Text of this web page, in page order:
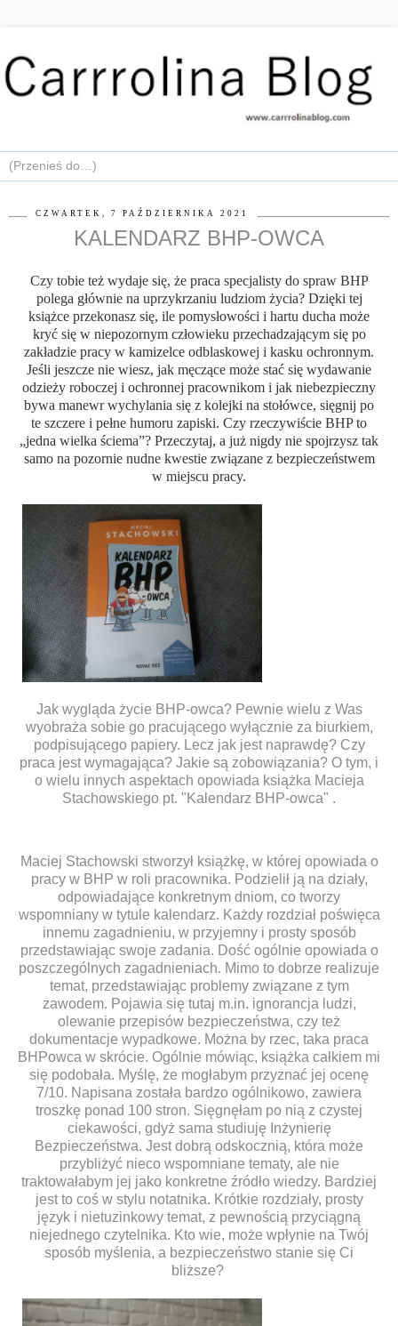
CZWARTEK, 7 PAŹDZIERNIKA 2021
KALENDARZ BHP-OWCA
Czy tobie też wydaje się, że praca specjalisty do spraw BHP
polega głównie na uprzykrzaniu ludziom życia? Dzięki tej
książce przekonasz się, ile pomysłowości i hartu ducha może
kryć się w niepozornym człowieku przechadzającym się po
zakładzie pracy w kamizelce odblaskowej i kasku ochronnym.
Jeśli jeszcze nie wiesz, jak męczące może stać się wydawanie
odzieży roboczej i ochronnej pracownikom i jak niebezpieczny
bywa manewr wychylania się z kolejki na stołówce, sięgnij po
te szczere i pełne humoru zapiski. Czy rzeczywiście BHP to
„jedna wielka ściema”? Przeczytaj, a już nigdy nie spojrzysz tak
samo na pozornie nudne kwestie związane z bezpieczeństwem
w miejscu pracy.
Jak wygląda życie BHP-owca? Pewnie wielu z Was
wyobraża sobie go pracującego wyłącznie za biurkiem,
podpisującego papiery. Lecz jak jest naprawdę? Czy
praca jest wymagająca? Jakie są zobowiązania? O tym, i
o wielu innych aspektach opowiada książka Macieja
Stachowskiego pt. "Kalendarz BHP-owca" .
Maciej Stachowski stworzył książkę, w której opowiada o
pracy w BHP w roli pracownika. Podzielił ją na działy,
odpowiadające konkretnym dniom, co tworzy
wspomniany w tytule kalendarz. Każdy rozdział poświęca
innemu zagadnieniu, w przyjemny i prosty sposób
przedstawiając swoje zadania. Dość ogólnie opowiada o
poszczególnych zagadnieniach. Mimo to dobrze realizuje
temat, przedstawiając problemy związane z tym
zawodem. Pojawia się tutaj m.in. ignorancja ludzi,
olewanie przepisów bezpieczeństwa, czy też
dokumentacje wypadkowe. Można by rzec, taka praca
BHPowca w skrócie. Ogólnie mówiąc, książka całkiem mi
się podobała. Myślę, że mogłabym przyznać jej ocenę
7/10. Napisana została bardzo ogólnikowo, zawiera
troszkę ponad 100 stron. Sięgnęłam po nią z czystej
ciekawości, gdyż sama studiuję Inżynierię
Bezpieczeństwa. Jest dobrą odskocznią, która może
przybliżyć nieco wspomniane tematy, ale nie
traktowałabym jej jako konkretne źródło wiedzy. Bardziej
jest to coś w stylu notatnika. Krótkie rozdziały, prosty
język i nietuzinkowy temat, z pewnością przyciągną
niejednego czytelnika. Kto wie, może wpłynie na Twój
sposób myślenia, a bezpieczeństwo stanie się Ci
bliższe?